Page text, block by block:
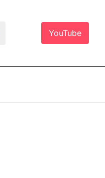
YouTube